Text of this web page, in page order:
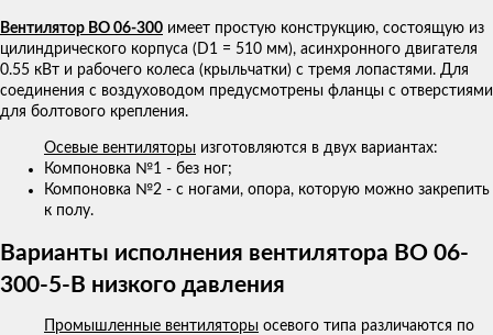
Вентилятор ВО 06-300 имеет простую конструкцию, состоящую из
цилиндрического корпуса (D1 = 510 мм), асинхронного двигателя
0.55 кВт и рабочего колеса (крыльчатки) с тремя лопастями. Для
соединения с воздуховодом предусмотрены фланцы с отверстиями
для болтового крепления.
Осевые вентиляторы изготовляются в двух вариантах:
Компоновка №1 - без ног;
Компоновка №2 - с ногами, опора, которую можно закрепить
к полу.
Варианты исполнения вентилятора ВО 06-
300-5-В низкого давления
Промышленные вентиляторы осевого типа различаются по